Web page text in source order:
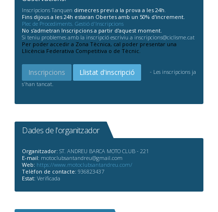
Inscripcions Tanquen dimecres previ a la prova a les 24h.
Fins dijous a les 24h estaran Obertes amb un 50% d'increment.
Plec de Procediments. Gestió d'Inscripcions
No s'admetran Inscripcions a partir d'aquest moment.
Si teniu problemes amb la inscripció escriviu a inscripcions@ciclisme.cat
Per poder accedir a Zona Tècnica, cal poder presentar una
Llicència Federativa Competitiva o de Tècnic.
Inscripcions Llistat d'inscripció
- Les inscripcions ja
s'han tancat.
Dades de l'organitzador
Organitzador: ST. ANDREU BARCA MOTO CLUB - 221
E-mail: motoclubsantandreu@gmail.com
Web: https://www.motoclubsantandreu.com/
Telèfon de contacte: 936823437
Estat: Verificada